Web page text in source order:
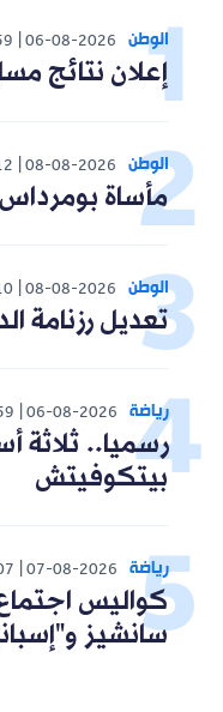
الوطن 06-08-2026
إعلان نتائج
الوطن 08-08-2026
مأساة
الوطن 08-08-2026
تعديل رزنامة
رياضة 06-08-2026
رسميا.. ثلاثة
بيتكوفيتش
رياضة 07-08-2026
كواليس اجتماع
سانشيز